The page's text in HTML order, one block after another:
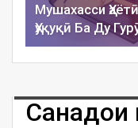
Мушахасси
Ҳуқуқӣ Ба Ду